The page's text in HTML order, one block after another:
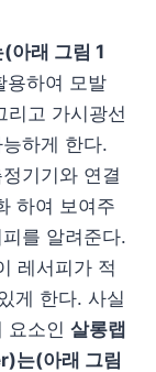
아래 그림 1
용하여 모발
리고 가시광선
하게 한다.
정기기와 연결
하여 보여주
를 알려준다.
레서피가 적
게 한다. 사실
요소인 살롱랩
는(아래 그림